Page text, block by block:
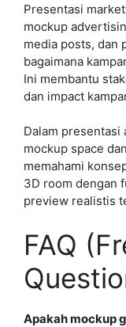
Presentasi
mockup
media posts, dan
bagaimana
Ini membantu
dan impact
Dalam
mockup space
memahami
3D room dengan
preview realistis
FAQ
Apakah mockup